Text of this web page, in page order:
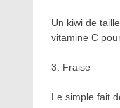
Un kiwi de
vitamine C
3. Fraise
Le simple fait